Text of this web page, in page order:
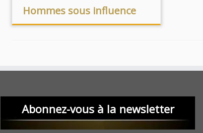
Hommes sous influence
Abonnez-vous à la newsletter